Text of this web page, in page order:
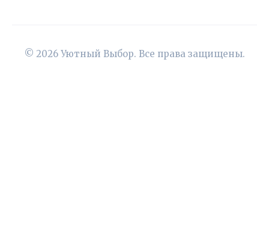
© 2026 Уютный Выбор. Все права защищены.